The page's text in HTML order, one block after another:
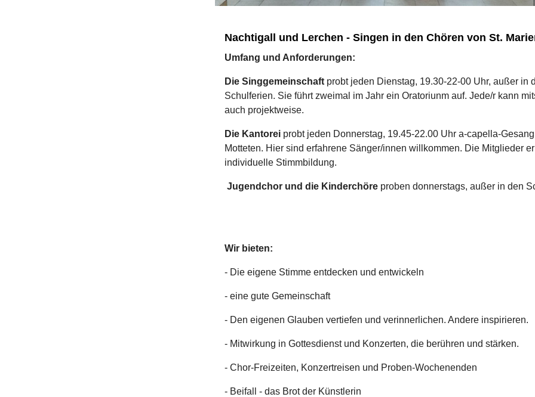
Nachtigall und Lerchen - Singen in den Chören von St.
Umfang und Anforderungen:
Die Singgemeinschaft probt jeden Dienstag, 19.30-22-00 Uhr, außer in
Schulferien. Sie führt zweimal im Jahr ein Oratoriunm auf. Jede/r kann
auch projektweise.
Die Kantorei probt jeden Donnerstag, 19.45-22.00 Uhr a-capella-
Motteten. Hier sind erfahrene Sänger/innen willkommen. Die Mitglieder
individuelle Stimmbildung.
Jugendchor und die Kinderchöre proben donnerstags, außer in den
Wir bieten:
- Die eigene Stimme entdecken und entwickeln
- eine gute Gemeinschaft
- Den eigenen Glauben vertiefen und verinnerlichen. Andere inspirieren.
- Mitwirkung in Gottesdienst und Konzerten, die berühren und stärken.
- Chor-Freizeiten, Konzertreisen und Proben-Wochenenden
- Beifall - das Brot der Künstlerin